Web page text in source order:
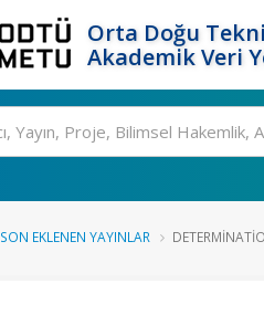
Orta Doğu
Akademik Veri
SON EKLENEN YAYINLAR